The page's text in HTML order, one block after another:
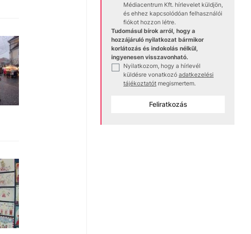
Médiacentrum Kft. hírlevelet küldjön,
és ehhez kapcsolódóan felhasználói
fiókot hozzon létre.
Tudomásul bírok arról, hogy a
hozzájáruló nyilatkozat bármikor
korlátozás és indokolás nélkül,
ingyenesen visszavonható.
✓
Nyilatkozom, hogy a hírlevél
küldésre vonatkozó adatkezelési
tájékoztatót megismertem.
Feliratkozás